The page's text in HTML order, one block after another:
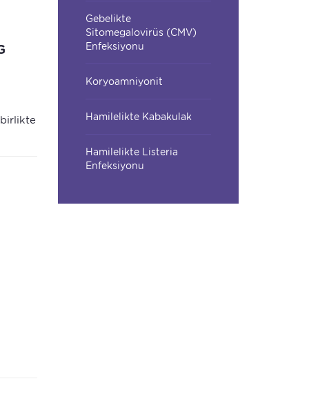
Gebelikte
Sitomegalovirüs (CMV)
Enfeksiyonu
Koryoamniyonit
Hamilelikte Kabakulak
Hamilelikte Listeria
Enfeksiyonu